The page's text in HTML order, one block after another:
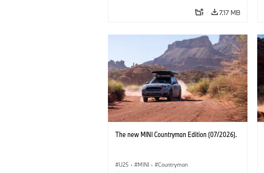
7.17 MB
The new MINI Countryman Edition (07/2026).
U25 · MINI · Countryman